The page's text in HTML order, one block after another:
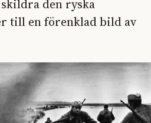
den ryska
till en förenklad bild av